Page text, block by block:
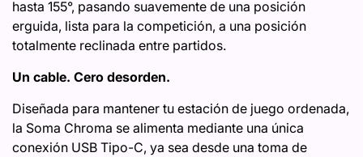
hasta 155°, pasando suavemente de una posición
erguida, lista para la competición, a una posición
totalmente reclinada entre partidos.
Un cable. Cero desorden.
Diseñada para mantener tu estación de juego ordenada,
la Soma Chroma se alimenta mediante una única
conexión USB Tipo-C, ya sea desde una toma de